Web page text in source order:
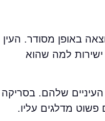
באופן מסודר. העין
ישירות למה שהוא
שלהם. בסריקה
מדלגים עליו.